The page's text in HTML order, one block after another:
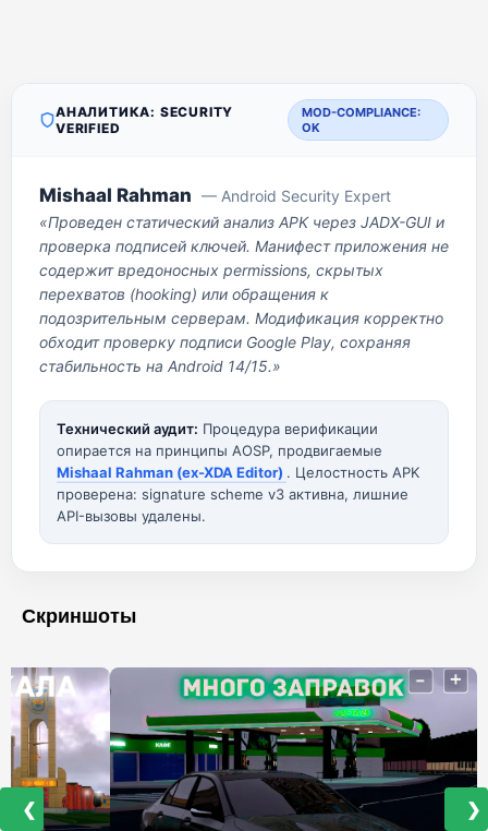
АНАЛИТИКА: SECURITY
VERIFIED
MOD-COMPLIANCE:
OK
Mishaal Rahman — Android Security Expert
«Проведен статический анализ APK через JADX-GUI и
проверка подписей ключей. Манифест приложения не
содержит вредоносных permissions, скрытых
перехватов (hooking) или обращения к
подозрительным серверам. Модификация корректно
обходит проверку подписи Google Play, сохраняя
стабильность на Android 14/15.»
Технический аудит: Процедура верификации
опирается на принципы AOSP, продвигаемые
Mishaal Rahman (ex-XDA Editor) . Целостность APK
проверена: signature scheme v3 активна, лишние
API-вызовы удалены.
Скриншоты
❮ ❯